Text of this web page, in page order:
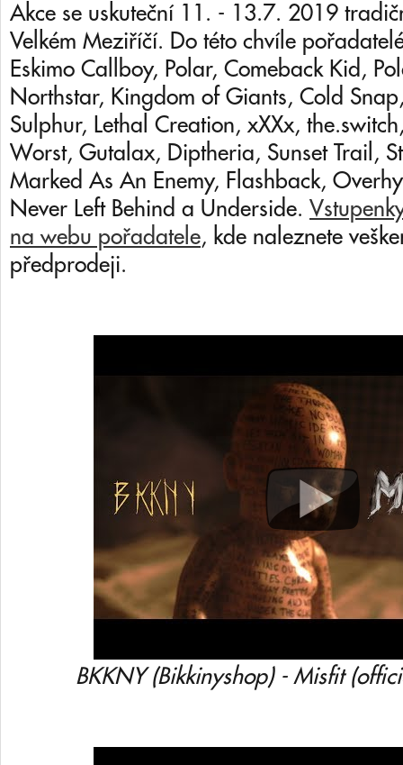
Akce se uskuteční 11. - 13.7. 2019
Velkém Meziříčí. Do této chvíle
Eskimo Callboy, Polar, Comeback Kid,
Northstar, Kingdom of Giants, Cold
Sulphur, Lethal Creation, xXXx,
Worst, Gutalax, Diptheria, Sunset Trail,
Marked As An Enemy, Flashback,
Never Left Behind a Underside.
na webu pořadatele, kde naleznete
předprodeji.
BKKNY (Bikkinyshop) - Misfit